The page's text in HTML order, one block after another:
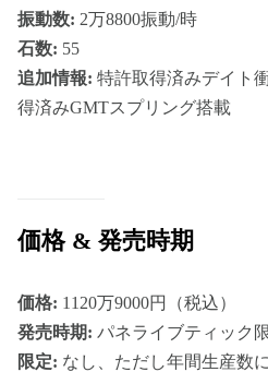
振動数: 2万8800振動/時
石数: 55
追加情報: 特許取得済みデイト
得済みGMTスプリング搭載
価格 & 発売時期
価格: 1120万9000円（税込）
発売時期: パネライブティック
限定: なし、ただし年間生産数